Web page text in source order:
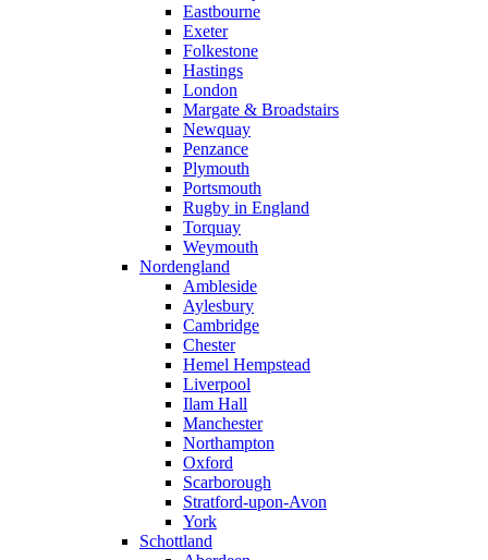
Eastbourne
Exeter
Folkestone
Hastings
London
Margate & Broadstairs
Newquay
Penzance
Plymouth
Portsmouth
Rugby in England
Torquay
Weymouth
Nordengland
Ambleside
Aylesbury
Cambridge
Chester
Hemel Hempstead
Liverpool
Ilam Hall
Manchester
Northampton
Oxford
Scarborough
Stratford-upon-Avon
York
Schottland